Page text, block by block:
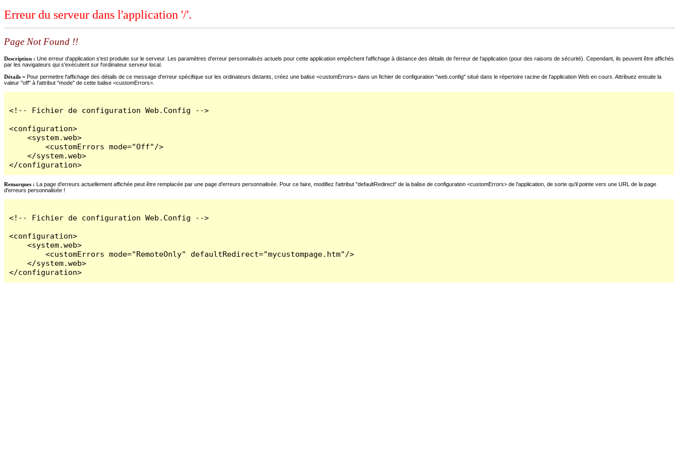
Erreur du serveur dans l'application '/'.
Page Not Found !!
Description : Une erreur d'application s'est produite sur le serveur. Les paramètres d'erreur personnalisés actuels pour cette application empêchent l'affichage à distance des détails de l'erreur de l'application (pour des raisons de sécurité). Cependant, ils peuvent être affichés
par les navigateurs qui s'exécutent sur l'ordinateur serveur local.
Détails = Pour permettre l'affichage des détails de ce message d'erreur spécifique sur les ordinateurs distants, créez une balise <customErrors> dans un fichier de configuration "web.config" situé dans le répertoire racine de l'application Web en cours. Attribuez ensuite la
valeur "off" à l'attribut "mode" de cette balise <customErrors>.
<!-- Fichier de configuration Web.Config -->
<configuration>
    <system.web>
        <customErrors mode="Off"/>
    </system.web>
</configuration>
Remarques : La page d'erreurs actuellement affichée peut être remplacée par une page d'erreurs personnalisée. Pour ce faire, modifiez l'attribut "defaultRedirect" de la balise de configuration <customErrors> de l'application, de sorte qu'il pointe vers une URL de la page
d'erreurs personnalisée !
<!-- Fichier de configuration Web.Config -->
<configuration>
    <system.web>
        <customErrors mode="RemoteOnly" defaultRedirect="mycustompage.htm"/>
    </system.web>
</configuration>